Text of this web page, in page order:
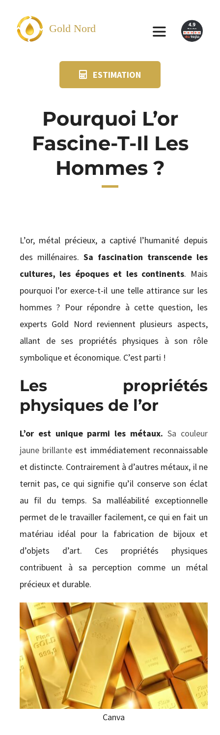
contenu
Gold Nord
Toggle
SUIVI KIT POSTAL
CONTACT
ESTIMATION
Pourquoi L’or
Fascine-T-Il Les
Hommes ?
L’or, métal précieux, a captivé l’humanité depuis
des millénaires. Sa fascination transcende les
cultures, les époques et les continents. Mais
pourquoi l’or exerce-t-il une telle attirance sur les
hommes ? Pour répondre à cette question, les
experts Gold Nord reviennent plusieurs aspects,
allant de ses propriétés physiques à son rôle
symbolique et économique. C’est parti !
Les propriétés
physiques de l’or
L’or est unique parmi les métaux. Sa couleur
jaune brillante est immédiatement reconnaissable
et distincte. Contrairement à d’autres métaux, il ne
ternit pas, ce qui signifie qu’il conserve son éclat
au fil du temps. Sa malléabilité exceptionnelle
permet de le travailler facilement, ce qui en fait un
matériau idéal pour la fabrication de bijoux et
d’objets d’art. Ces propriétés physiques
contribuent à sa perception comme un métal
précieux et durable.
Canva